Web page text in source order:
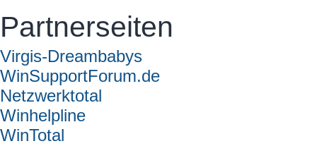
Partnerseiten
Virgis-Dreambabys
WinSupportForum.de
Netzwerktotal
Winhelpline
WinTotal